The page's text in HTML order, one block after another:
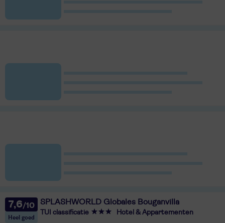
7,6
Heel goed
SPLASHWORLD Globales Bouganvilla
TUI classificatie Hotel & Appartementen